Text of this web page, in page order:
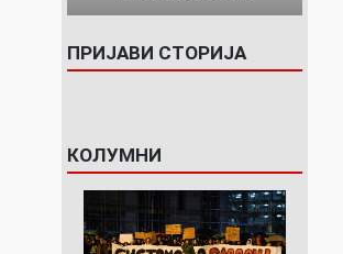
ПРИЈАВИ СТОРИЈА
КОЛУМНИ